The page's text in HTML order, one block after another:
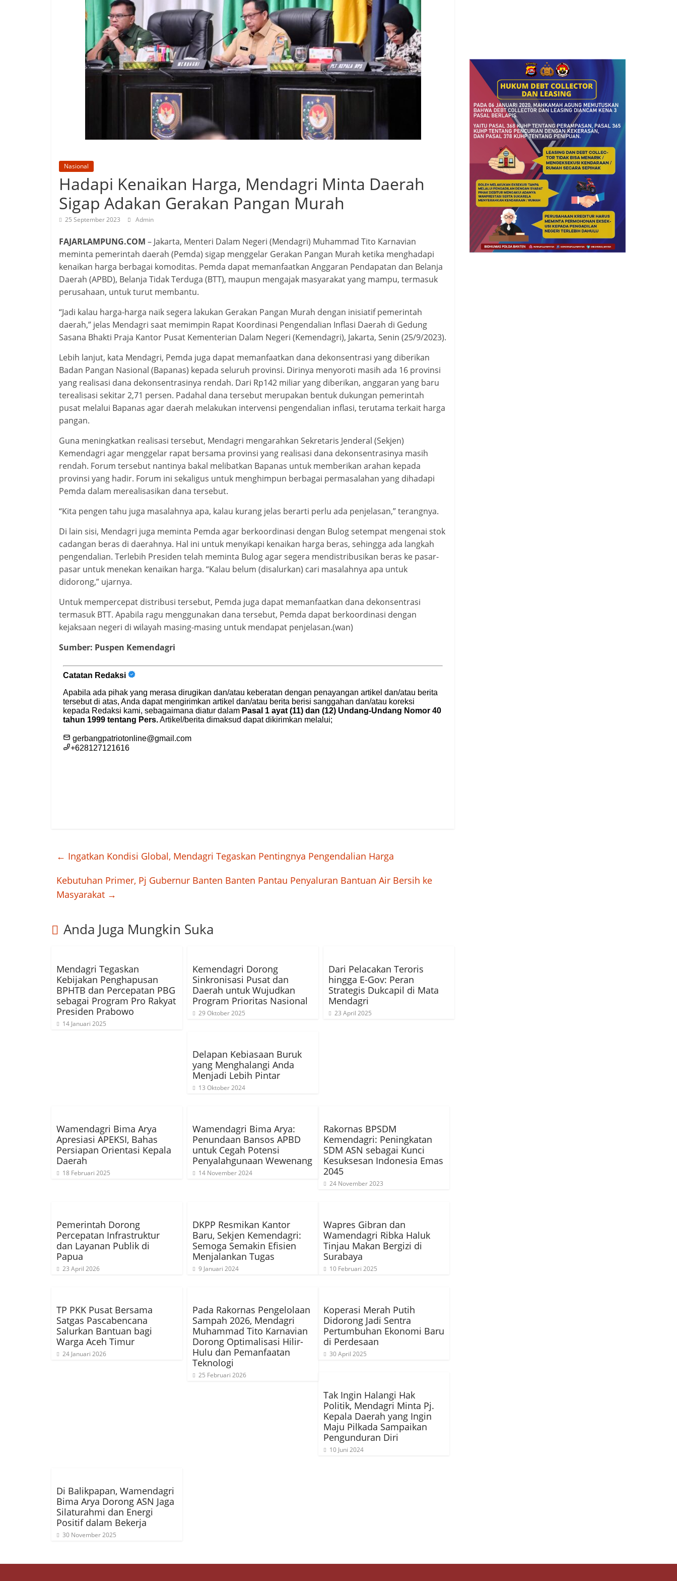
Nasional
Hadapi Kenaikan Harga, Mendagri Minta Daerah
Sigap Adakan Gerakan Pangan Murah
25 September 2023 Admin
FAJARLAMPUNG.COM – Jakarta, Menteri Dalam Negeri (Mendagri) Muhammad Tito Karnavian
meminta pemerintah daerah (Pemda) sigap menggelar Gerakan Pangan Murah ketika menghadapi
kenaikan harga berbagai komoditas. Pemda dapat memanfaatkan Anggaran Pendapatan dan Belanja
Daerah (APBD), Belanja Tidak Terduga (BTT), maupun mengajak masyarakat yang mampu, termasuk
perusahaan, untuk turut membantu.
“Jadi kalau harga-harga naik segera lakukan Gerakan Pangan Murah dengan inisiatif pemerintah
daerah,” jelas Mendagri saat memimpin Rapat Koordinasi Pengendalian Inflasi Daerah di Gedung
Sasana Bhakti Praja Kantor Pusat Kementerian Dalam Negeri (Kemendagri), Jakarta, Senin (25/9/2023).
Lebih lanjut, kata Mendagri, Pemda juga dapat memanfaatkan dana dekonsentrasi yang diberikan
Badan Pangan Nasional (Bapanas) kepada seluruh provinsi. Dirinya menyoroti masih ada 16 provinsi
yang realisasi dana dekonsentrasinya rendah. Dari Rp142 miliar yang diberikan, anggaran yang baru
terealisasi sekitar 2,71 persen. Padahal dana tersebut merupakan bentuk dukungan pemerintah
pusat melalui Bapanas agar daerah melakukan intervensi pengendalian inflasi, terutama terkait harga
pangan.
Guna meningkatkan realisasi tersebut, Mendagri mengarahkan Sekretaris Jenderal (Sekjen)
Kemendagri agar menggelar rapat bersama provinsi yang realisasi dana dekonsentrasinya masih
rendah. Forum tersebut nantinya bakal melibatkan Bapanas untuk memberikan arahan kepada
provinsi yang hadir. Forum ini sekaligus untuk menghimpun berbagai permasalahan yang dihadapi
Pemda dalam merealisasikan dana tersebut.
“Kita pengen tahu juga masalahnya apa, kalau kurang jelas berarti perlu ada penjelasan,” terangnya.
Di lain sisi, Mendagri juga meminta Pemda agar berkoordinasi dengan Bulog setempat mengenai stok
cadangan beras di daerahnya. Hal ini untuk menyikapi kenaikan harga beras, sehingga ada langkah
pengendalian. Terlebih Presiden telah meminta Bulog agar segera mendistribusikan beras ke pasar-
pasar untuk menekan kenaikan harga. “Kalau belum (disalurkan) cari masalahnya apa untuk
didorong,” ujarnya.
Untuk mempercepat distribusi tersebut, Pemda juga dapat memanfaatkan dana dekonsentrasi
termasuk BTT. Apabila ragu menggunakan dana tersebut, Pemda dapat berkoordinasi dengan
kejaksaan negeri di wilayah masing-masing untuk mendapat penjelasan.(wan)
Sumber: Puspen Kemendagri
← Ingatkan Kondisi Global, Mendagri Tegaskan Pentingnya Pengendalian Harga
Kebutuhan Primer, Pj Gubernur Banten Banten Pantau Penyaluran Bantuan Air Bersih ke
Masyarakat →
Anda Juga Mungkin Suka
Mendagri Tegaskan
Kebijakan Penghapusan
BPHTB dan Percepatan PBG
sebagai Program Pro Rakyat
Presiden Prabowo
14 Januari 2025
Kemendagri Dorong
Sinkronisasi Pusat dan
Daerah untuk Wujudkan
Program Prioritas Nasional
29 Oktober 2025
Dari Pelacakan Teroris
hingga E-Gov: Peran
Strategis Dukcapil di Mata
Mendagri
23 April 2025
Delapan Kebiasaan Buruk
yang Menghalangi Anda
Menjadi Lebih Pintar
13 Oktober 2024
Wamendagri Bima Arya
Apresiasi APEKSI, Bahas
Persiapan Orientasi Kepala
Daerah
18 Februari 2025
Wamendagri Bima Arya:
Penundaan Bansos APBD
untuk Cegah Potensi
Penyalahgunaan Wewenang
14 November 2024
Rakornas BPSDM
Kemendagri: Peningkatan
SDM ASN sebagai Kunci
Kesuksesan Indonesia Emas
2045
24 November 2023
Pemerintah Dorong
Percepatan Infrastruktur
dan Layanan Publik di
Papua
23 April 2026
DKPP Resmikan Kantor
Baru, Sekjen Kemendagri:
Semoga Semakin Efisien
Menjalankan Tugas
9 Januari 2024
Wapres Gibran dan
Wamendagri Ribka Haluk
Tinjau Makan Bergizi di
Surabaya
10 Februari 2025
TP PKK Pusat Bersama
Satgas Pascabencana
Salurkan Bantuan bagi
Warga Aceh Timur
24 Januari 2026
Pada Rakornas Pengelolaan
Sampah 2026, Mendagri
Muhammad Tito Karnavian
Dorong Optimalisasi Hilir-
Hulu dan Pemanfaatan
Teknologi
25 Februari 2026
Koperasi Merah Putih
Didorong Jadi Sentra
Pertumbuhan Ekonomi Baru
di Perdesaan
30 April 2025
Tak Ingin Halangi Hak
Politik, Mendagri Minta Pj.
Kepala Daerah yang Ingin
Maju Pilkada Sampaikan
Pengunduran Diri
10 Juni 2024
Di Balikpapan, Wamendagri
Bima Arya Dorong ASN Jaga
Silaturahmi dan Energi
Positif dalam Bekerja
30 November 2025